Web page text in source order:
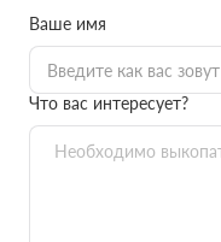
Ваше имя
Что вас интересует?